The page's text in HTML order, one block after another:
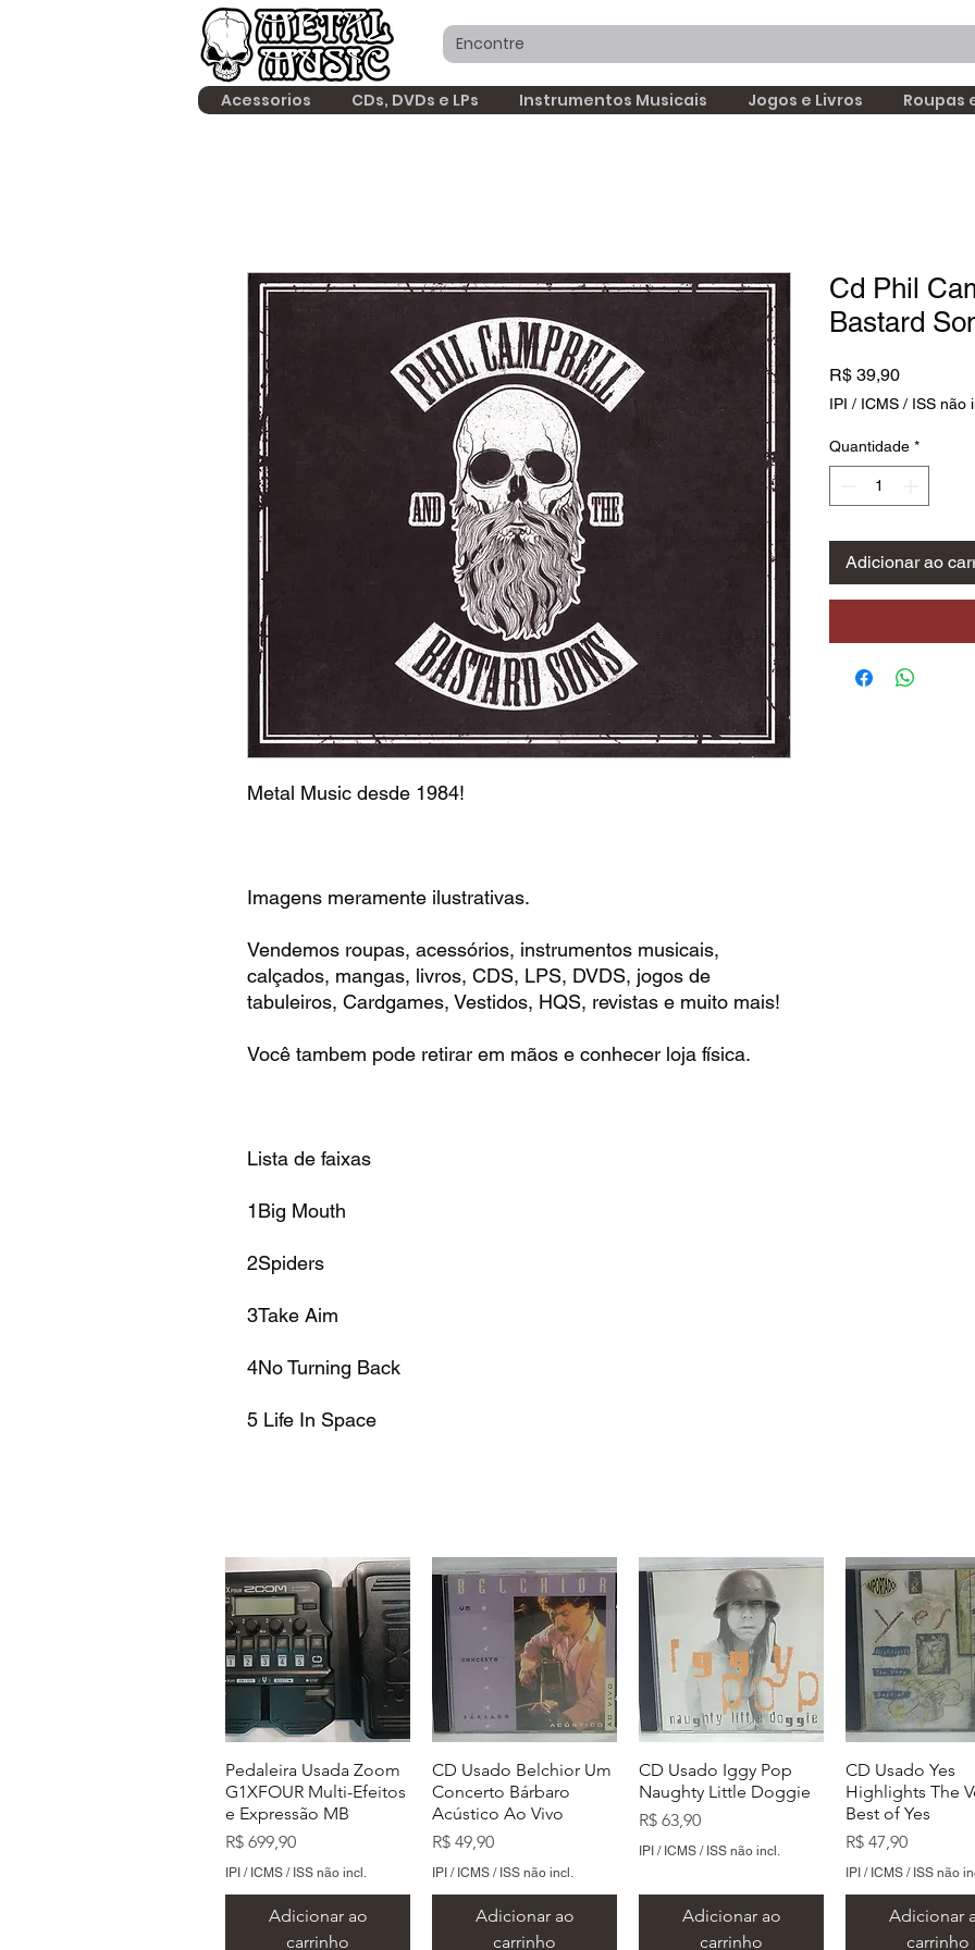
Acessorios CDs, DVDs e LPs Instrumentos Musicais Jogos e Livros Roupas
Metal Music desde 1984!
Imagens meramente ilustrativas.
Vendemos roupas, acessórios, instrumentos musicais,
calçados, mangas, livros, CDS, LPS, DVDS, jogos de
tabuleiros, Cardgames, Vestidos, HQS, revistas e muito mais!
Você tambem pode retirar em mãos e conhecer loja física.
Lista de faixas
1Big Mouth
2Spiders
3Take Aim
4No Turning Back
5 Life In Space
Cd Phil
Bastard
R$ 39,90Preço
IPI / ICMS / ISS não
Quantidade *
Adicionar ao
Pedaleira Usada Zoom
G1XFOUR Multi-Efeitos
e Expressão MB
Preço
R$ 699,90
IPI / ICMS / ISS não incl.
Adicionar ao
carrinho
CD Usado Belchior Um
Concerto Bárbaro
Acústico Ao Vivo
Preço
R$ 49,90
IPI / ICMS / ISS não incl.
Adicionar ao
carrinho
CD Usado Iggy Pop
Naughty Little Doggie
Preço
R$ 63,90
IPI / ICMS / ISS não incl.
Adicionar ao
carrinho
CD Usado Yes
Highlights The
Best of Yes
Preço
R$ 47,90
IPI / ICMS / ISS não
Adicionar
carrinho